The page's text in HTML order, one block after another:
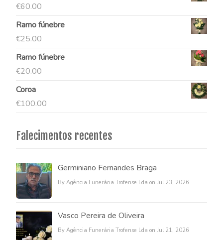
€60.00
Ramo fúnebre
€25.00
Ramo fúnebre
€20.00
Coroa
€100.00
Falecimentos recentes
Germiniano Fernandes Braga
By Agência Funerária Trofense Lda on Jul 23, 2026
Vasco Pereira de Oliveira
By Agência Funerária Trofense Lda on Jul 21, 2026